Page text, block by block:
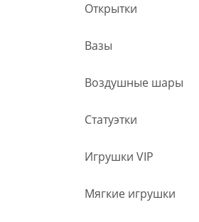
Открытки
Вазы
Воздушные шары
Статуэтки
Игрушки VIP
Мягкие игрушки